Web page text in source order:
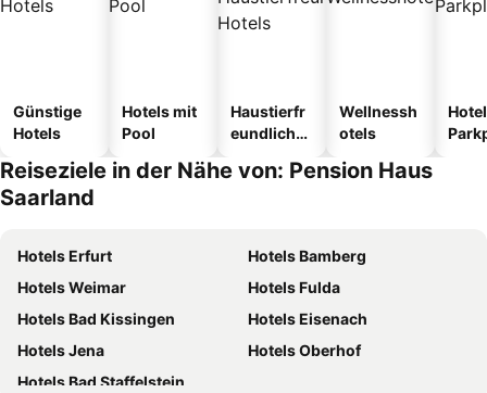
Günstige
Hotels
Hotels mit
Pool
Haustierfr
eundliche
Wellnessh
otels
Reiseziele in der Nähe von: Pension Haus
Saarland
Hotels Erfurt
Hotels Bamberg
Hotels Weimar
Hotels Fulda
Hotels Bad Kissingen
Hotels Eisenach
Hotels Jena
Hotels Oberhof
Hotels Bad Staffelstein